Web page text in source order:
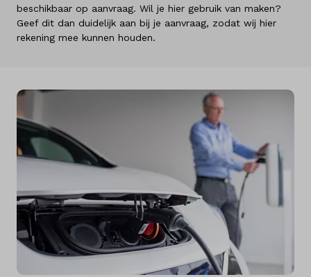
beschikbaar op aanvraag. Wil je hier gebruik van maken?
Geef dit dan duidelijk aan bij je aanvraag, zodat wij hier
rekening mee kunnen houden.